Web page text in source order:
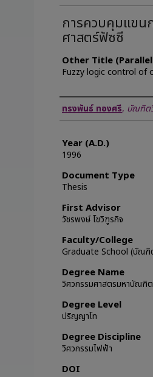
การควบคุมแขน
ศาสตร์ฟัซซี
Other Title
Fuzzy logic control of
Author
ทรงพันธ์ ทองศรี, บัณฑิต
Year (A.D.)
1996
Document Type
Thesis
First Advisor
วัชรพงษ์ โขวิฑูรกิจ
Faculty/College
Graduate School (บัณฑิ
Degree Name
วิศวกรรมศาสตรมหาบัณฑิต
Degree Level
ปริญญาโท
Degree Discipline
วิศวกรรมไฟฟ้า
DOI